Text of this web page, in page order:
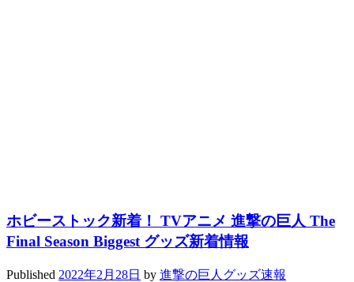
ホビーストック新着！ TVアニメ 進撃の巨人 The
Final Season Biggest グッズ新着情報
Published 2022年2月28日 by 進撃の巨人グッズ速報